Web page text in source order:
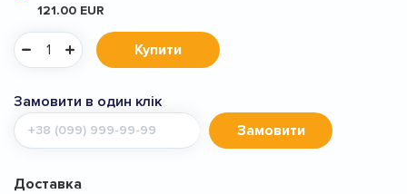
121.00 EUR
Купити
Замовити в один клік
Мобільний
телефон
Замовити
Доставка